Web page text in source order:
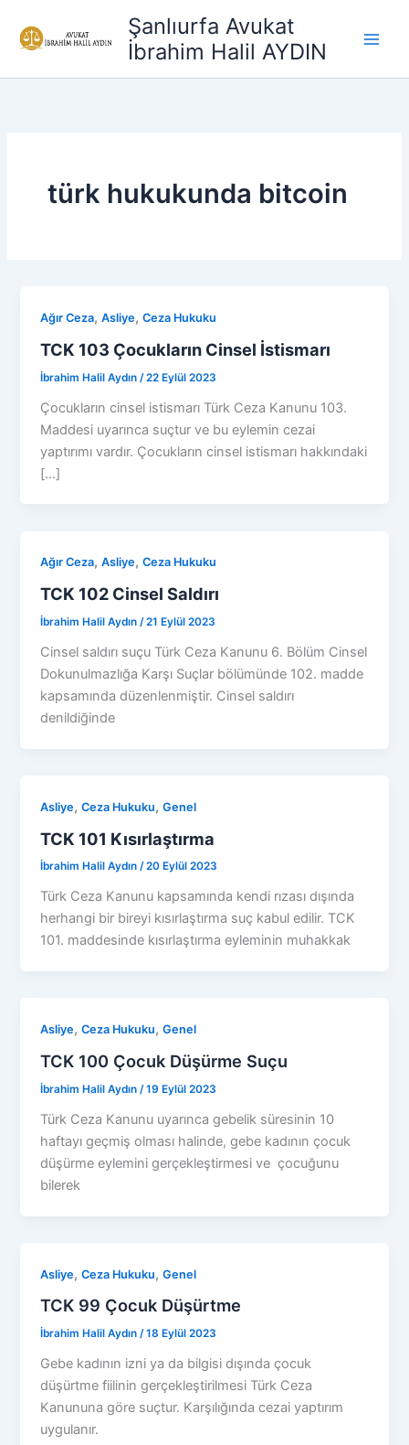
atla
Şanlıurfa Avukat
İbrahim Halil AYDIN
türk hukukunda bitcoin
Ağır Ceza,Asliye,Ceza Hukuku
TCK 103 Çocukların Cinsel İstismarı
İbrahim Halil Aydın /22 Eylül 2023
Çocukların cinsel istismarı Türk Ceza Kanunu 103.
Maddesi uyarınca suçtur ve bu eylemin cezai
yaptırımı vardır. Çocukların cinsel istismarı hakkındaki
[…]
Ağır Ceza,Asliye,Ceza Hukuku
TCK 102 Cinsel Saldırı
İbrahim Halil Aydın/21 Eylül 2023
Cinsel saldırı suçu Türk Ceza Kanunu 6. Bölüm Cinsel
Dokunulmazlığa Karşı Suçlar bölümünde 102. madde
kapsamında düzenlenmiştir. Cinsel saldırı
denildiğinde
Asliye,Ceza Hukuku,Genel
TCK 101 Kısırlaştırma
İbrahim Halil Aydın/20 Eylül 2023
Türk Ceza Kanunu kapsamında kendi rızası dışında
herhangi bir bireyi kısırlaştırma suç kabul edilir. TCK
101. maddesinde kısırlaştırma eyleminin muhakkak
Asliye,Ceza Hukuku,Genel
TCK 100 Çocuk Düşürme Suçu
İbrahim Halil Aydın/19 Eylül 2023
Türk Ceza Kanunu uyarınca gebelik süresinin 10
haftayı geçmiş olması halinde, gebe kadının çocuk
düşürme eylemini gerçekleştirmesi ve çocuğunu
bilerek
Asliye,Ceza Hukuku,Genel
TCK 99 Çocuk Düşürtme
İbrahim Halil Aydın/18 Eylül 2023
Gebe kadının izni ya da bilgisi dışında çocuk
düşürtme fiilinin gerçekleştirilmesi Türk Ceza
Kanununa göre suçtur. Karşılığında cezai yaptırım
uygulanır.